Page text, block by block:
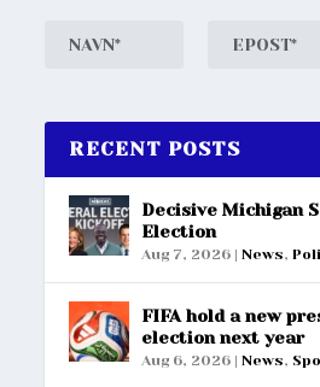
RECENT POSTS
Decisive Michigan
Election
Aug 7, 2026 |News,
FIFA hold a new
election next year
Aug 6, 2026 |News,